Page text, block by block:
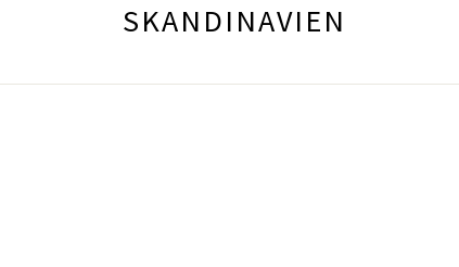
SKANDINAVIEN